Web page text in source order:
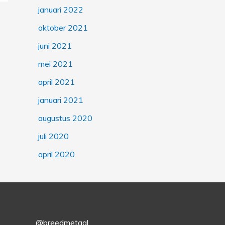
januari 2022
oktober 2021
juni 2021
mei 2021
april 2021
januari 2021
augustus 2020
juli 2020
april 2020
@breedmetaal